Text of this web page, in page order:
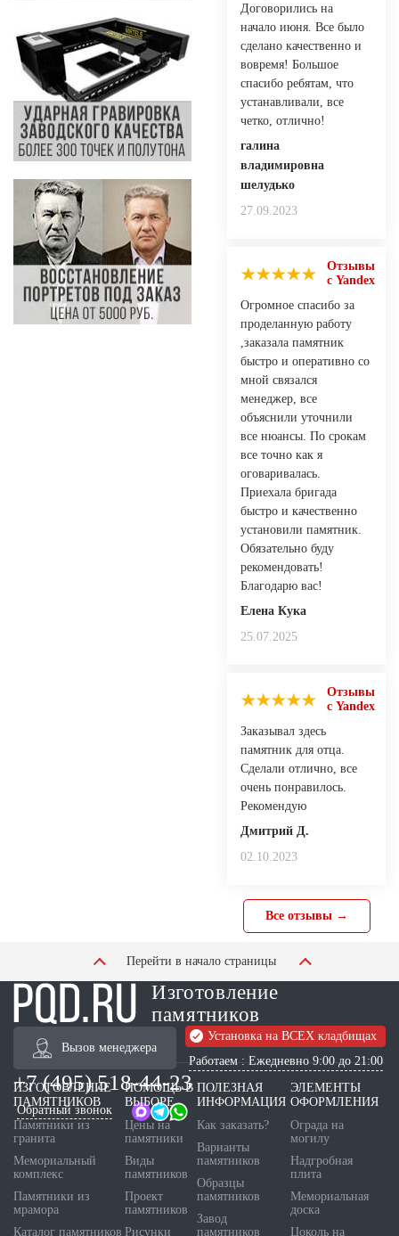
Договорились на
начало июня. Все было
сделано качественно и
вовремя! Большое
спасибо ребятам, что
устанавливали, все
четко, отлично!
галина
владимировна
шелудько
27.09.2023
Отзывы
с Yandex
Огромное спасибо за
проделанную работу
,заказала памятник
быстро и оперативно со
мной связался
менеджер, все
объяснили уточнили
все нюансы. По срокам
все точно как я
оговаривалась.
Приехала бригада
быстро и качественно
установили памятник.
Обязательно буду
рекомендовать!
Благодарю вас!
Елена Кука
25.07.2025
Отзывы
с Yandex
Заказывал здесь
памятник для отца.
Сделали отлично, все
очень понравилось.
Рекомендую
Дмитрий Д.
02.10.2023
Все отзывы →
Перейти в начало страницы
Изготовление
памятников
Вызов менеджера
Установка на ВСЕХ кладбищах
Работаем : Ежедневно 9:00 до 21:00
+7 (495) 518-44-23
Обратный звонок
ИЗГОТОВЛЕНИЕ
ПАМЯТНИКОВ
Памятники из
гранита
Мемориальный
комплекс
Памятники из
мрамора
Каталог памятников
ПОМОЩЬ В
ВЫБОРЕ
Цены на
памятники
Виды
памятников
Проект
памятников
Рисунки
ПОЛЕЗНАЯ
ИНФОРМАЦИЯ
Как заказать?
Варианты
памятников
Образцы
памятников
Завод
памятников
ЭЛЕМЕНТЫ
ОФОРМЛЕНИЯ
Ограда на
могилу
Надгробная
плита
Мемориальная
доска
Цоколь на